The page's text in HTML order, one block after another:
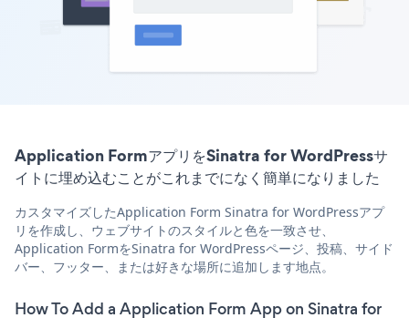
Application FormアプリをSinatra for WordPressサ
イトに埋め込むことがこれまでになく簡単になりました
カスタマイズしたApplication Form Sinatra for WordPressアプ
リを作成し、ウェブサイトのスタイルと色を一致させ、
Application FormをSinatra for WordPressページ、投稿、サイド
バー、フッター、または好きな場所に追加します地点。
How To Add a Application Form App on Sinatra for